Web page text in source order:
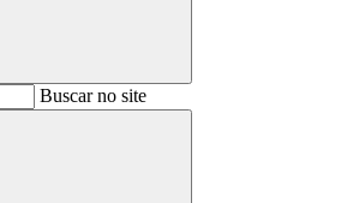
BuscarBuscar no site